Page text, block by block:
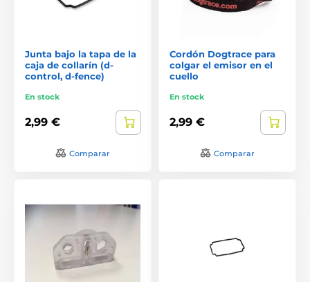
Junta bajo la tapa de la
caja de collarín (d-
control, d-fence)
En stock
2,99 €
Comparar
Cordón Dogtrace para
colgar el emisor en el
cuello
En stock
2,99 €
Comparar